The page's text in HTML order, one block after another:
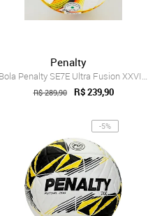
Penalty
Bola Penalty SE7E Ultra Fusion XXVI Soci...
R$ 289,90 R$ 239,90
-5%